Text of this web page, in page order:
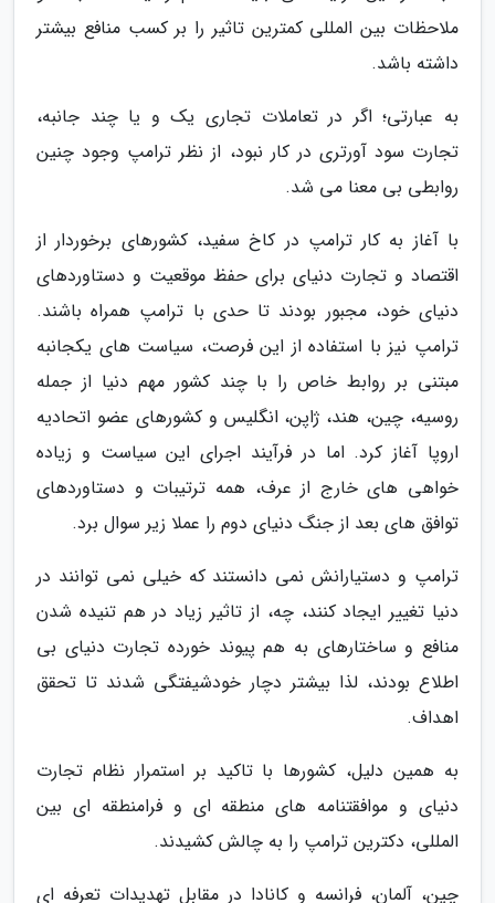
ملاحظات بین المللی کمترین تاثیر را بر کسب منافع بیشتر
داشته باشد.
به عبارتی؛ اگر در تعاملات تجاری یک و یا چند جانبه،
تجارت سود آورتری در کار نبود، از نظر ترامپ وجود چنین
روابطی بی معنا می شد.
با آغاز به کار ترامپ در کاخ سفید، کشورهای برخوردار از
اقتصاد و تجارت دنیای برای حفظ موقعیت و دستاوردهای
دنیای خود، مجبور بودند تا حدی با ترامپ همراه باشند.
ترامپ نیز با استفاده از این فرصت، سیاست های یکجانبه
مبتنی بر روابط خاص را با چند کشور مهم دنیا از جمله
روسیه، چین، هند، ژاپن، انگلیس و کشورهای عضو اتحادیه
اروپا آغاز کرد. اما در فرآیند اجرای این سیاست و زیاده
خواهی های خارج از عرف، همه ترتیبات و دستاوردهای
توافق های بعد از جنگ دنیای دوم را عملا زیر سوال برد.
ترامپ و دستیارانش نمی دانستند که خیلی نمی توانند در
دنیا تغییر ایجاد کنند، چه، از تاثیر زیاد در هم تنیده شدن
منافع و ساختارهای به هم پیوند خورده تجارت دنیای بی
اطلاع بودند، لذا بیشتر دچار خودشیفتگی شدند تا تحقق
اهداف.
به همین دلیل، کشورها با تاکید بر استمرار نظام تجارت
دنیای و موافقتنامه های منطقه ای و فرامنطقه ای بین
المللی، دکترین ترامپ را به چالش کشیدند.
چین، آلمان، فرانسه و کانادا در مقابل تهدیدات تعرفه ای